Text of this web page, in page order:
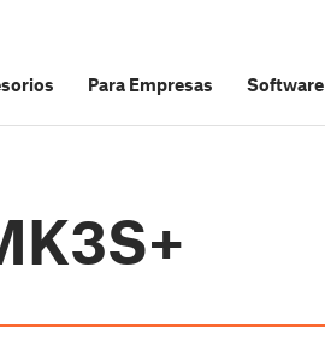
Para Empresas Software